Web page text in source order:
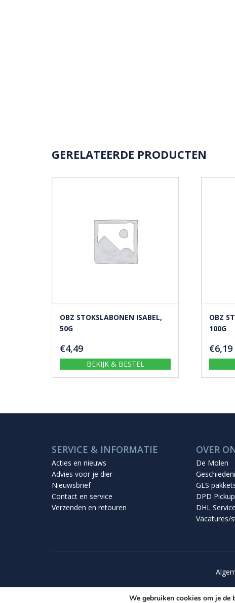
GERELATEERDE PRODUCTEN
OBZ STOKSLABONEN ISABEL,
50G
€4,49
BEKIJK & BESTEL
OBZ
100G
€6,19
SERVICE & INFORMATIE
Acties en nieuws
Advies voor je dier
Nieuwsbrief
Contact en service
Verzenden en retouren
OVER
De Molen
GLS
DPD
DHL
Vacatures/
We gebruiken cookies om je de